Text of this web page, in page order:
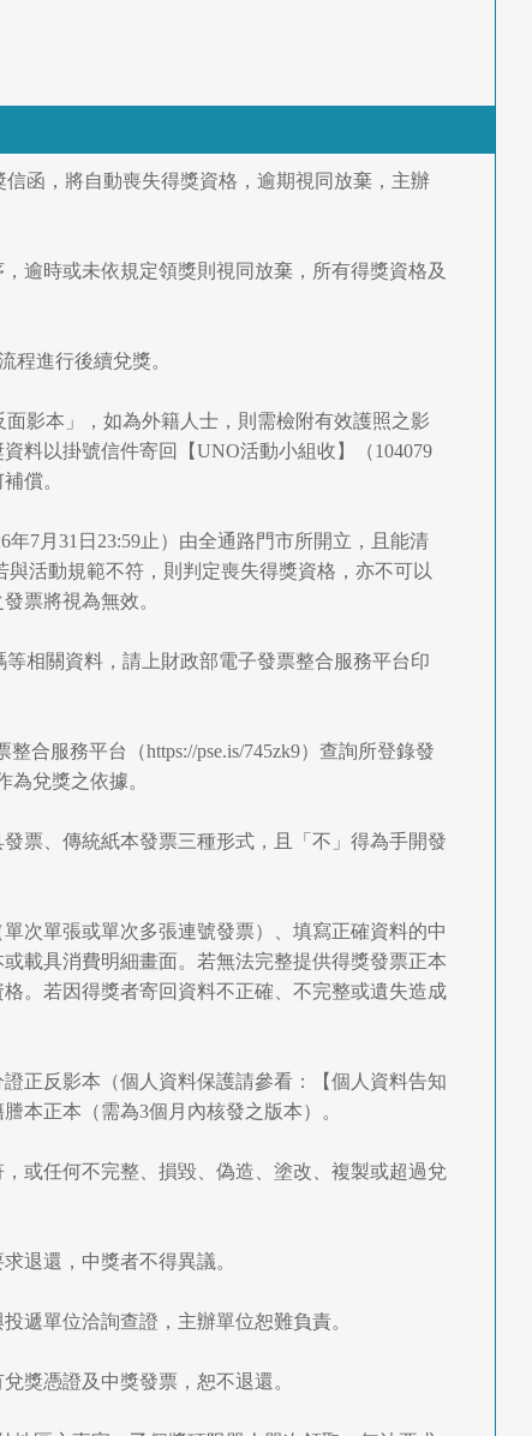
函，將自動喪失得獎資格，逾期視同放棄，主辦
逾時或未依規定領獎則視同放棄，所有得獎資格及
程進行後續兌獎。
影本」，如為外籍人士，則需檢附有效護照之影
料以掛號信件寄回【UNO活動小組收】（104079
償。
7月31日23:59止）由全通路門市所開立，且能清
活動規範不符，則判定喪失得獎資格，亦不可以
票將視為無效。
相關資料，請上財政部電子發票整合服務平台印
合服務平台（https://pse.is/745zk9）查詢所登錄發
兌獎之依據。
票、傳統紙本發票三種形式，且「不」得為手開發
次單張或單次多張連號發票）、填寫正確資料的中
載具消費明細畫面。若無法完整提供得獎發票正本
。若因得獎者寄回資料不正確、不完整或遺失造成
正反影本（個人資料保護請參看：【個人資料告知
本正本（需為3個月內核發之版本）。
或任何不完整、損毀、偽造、塗改、複製或超過兌
退還，中獎者不得異議。
遞單位洽詢查證，主辦單位恕難負責。
獎憑證及中獎發票，恕不退還。